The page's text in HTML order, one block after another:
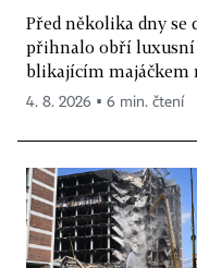
Před několika dny se
přihnalo obří luxusní
blikajícím majáčkem
4. 8. 2026 ▪ 6 min. čtení